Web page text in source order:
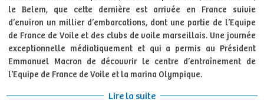
le Belem, que cette dernière est arrivée en France suivie
d’environ un millier d’embarcations, dont une partie de l’Equipe
de France de Voile et des clubs de voile marseillais. Une journée
exceptionnelle médiatiquement et qui a permis au Président
Emmanuel Macron de découvrir le centre d’entraînement de
l’Equipe de France de Voile et la marina Olympique.
Lire la suite